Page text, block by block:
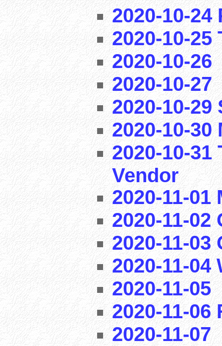
2020-10-
2020-10-25
2020-10-26
2020-10-27
2020-10-29
2020-10-
2020-10-
Vendor
2020-11-01
2020-11-02
2020-11-
2020-11-04
2020-11-05
2020-11-06
2020-11-07